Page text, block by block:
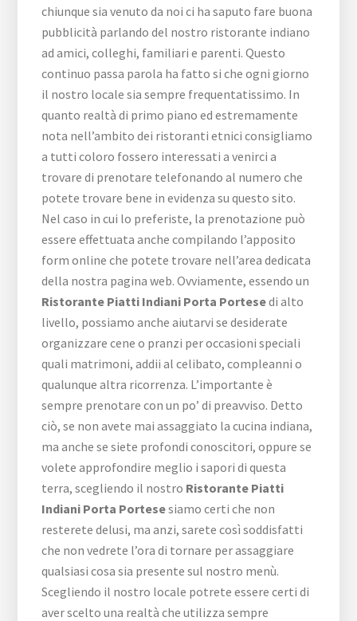
chiunque sia venuto da noi ci ha saputo fare buona
pubblicità parlando del nostro ristorante indiano
ad amici, colleghi, familiari e parenti. Questo
continuo passa parola ha fatto si che ogni giorno
il nostro locale sia sempre frequentatissimo. In
quanto realtà di primo piano ed estremamente
nota nell’ambito dei ristoranti etnici consigliamo
a tutti coloro fossero interessati a venirci a
trovare di prenotare telefonando al numero che
potete trovare bene in evidenza su questo sito.
Nel caso in cui lo preferiste, la prenotazione può
essere effettuata anche compilando l’apposito
form online che potete trovare nell’area dedicata
della nostra pagina web. Ovviamente, essendo un
Ristorante Piatti Indiani Porta Portesedi alto
livello, possiamo anche aiutarvi se desiderate
organizzare cene o pranzi per occasioni speciali
quali matrimoni, addii al celibato, compleanni o
qualunque altra ricorrenza. L’importante è
sempre prenotare con un po’ di preavviso. Detto
ciò, se non avete mai assaggiato la cucina indiana,
ma anche se siete profondi conoscitori, oppure se
volete approfondire meglio i sapori di questa
terra, scegliendo il nostro Ristorante Piatti
Indiani Porta Portesesiamo certi che non
resterete delusi, ma anzi, sarete così soddisfatti
che non vedrete l’ora di tornare per assaggiare
qualsiasi cosa sia presente sul nostro menù.
Scegliendo il nostro locale potrete essere certi di
aver scelto una realtà che utilizza sempre